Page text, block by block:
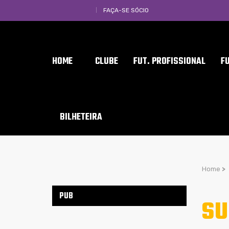
FAÇA-SE SÓCIO
HOME CLUBE FUT. PROFISSIONAL
BILHETEIRA
Home >
PUB